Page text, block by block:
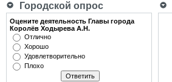
Городской опрос
Оцените деятельность Главы города
Королёв Ходырева А.Н.
Отлично
Хорошо
Удовлетворительно
Плохо